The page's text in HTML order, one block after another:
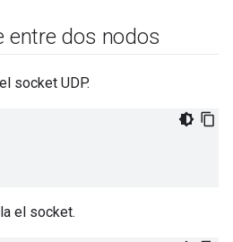
entre dos nodos
socket UDP.
el socket.